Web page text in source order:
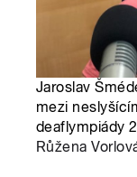
Jaroslav
mezi
deaflympiády
Růžena